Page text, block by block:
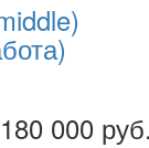
000 руб.